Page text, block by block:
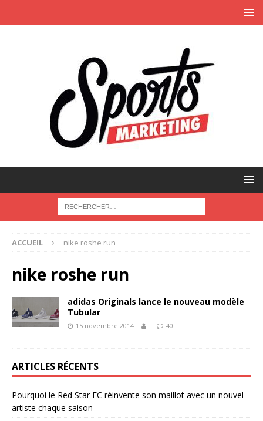
ACCUEIL nike roshe run
nike roshe run
adidas Originals lance le nouveau modèle
Tubular
15 novembre 2014 40
ARTICLES RÉCENTS
Pourquoi le Red Star FC réinvente son maillot avec un nouvel
artiste chaque saison